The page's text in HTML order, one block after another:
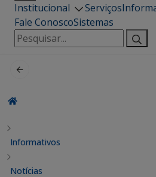
Institucional Serviços
Fale ConoscoSistemas
Pesquisar
por:
Informativos
Notícias